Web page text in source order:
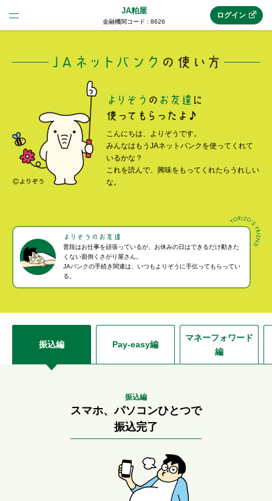
JA粕屋
金融機関コード : 8626
法人のお客様はこちら
新規申込み
JAネットバンクトップ
機能・サービス
セキュリティ
ログイン
こんにちは、よりぞうです。
みんなはもうJAネットバンクを使ってくれて
いるかな？
これを読んで、興味をもってくれたらうれしい
な。
普段はお仕事を頑張っているが、お休みの日はできるだけ動きた
くない面倒くさがり屋さん。
JAバンクの手続き関連は、いつもよりぞうに手伝ってもらってい
る。
振込編 Pay-easy編
マネーフォワード
編
振込編
スマホ、パソコンひとつで
振込完了